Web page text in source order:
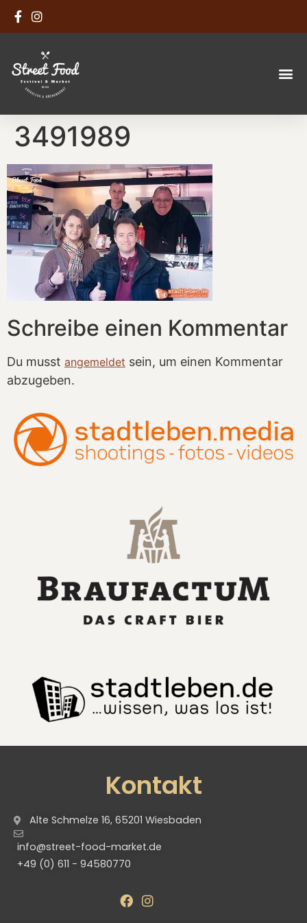
3491989
Schreibe einen Kommentar
Du musst angemeldet sein, um einen Kommentar
abzugeben.
Kontakt
Alte Schmelze 16, 65201 Wiesbaden
info@street-food-market.de
+49 (0) 611 - 94580770